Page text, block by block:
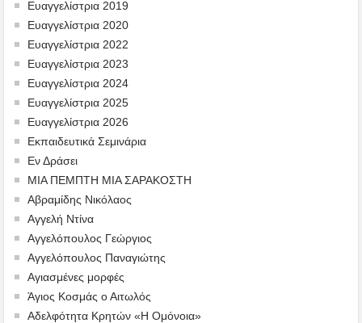
Ευαγγελίστρια 2019
Ευαγγελίστρια 2020
Ευαγγελίστρια 2022
Ευαγγελίστρια 2023
Ευαγγελίστρια 2024
Ευαγγελίστρια 2025
Ευαγγελίστρια 2026
Εκπαιδευτικά Σεμινάρια
Εν Δράσει
ΜΙΑ ΠΕΜΠΤΗ ΜΙΑ ΣΑΡΑΚΟΣΤΗ
Αβραμίδης Νικόλαος
Αγγελή Ντίνα
Αγγελόπουλος Γεώργιος
Αγγελόπουλος Παναγιώτης
Αγιασμένες μορφές
Άγιος Κοσμάς ο Αιτωλός
Αδελφότητα Κρητών «Η Ομόνοια»